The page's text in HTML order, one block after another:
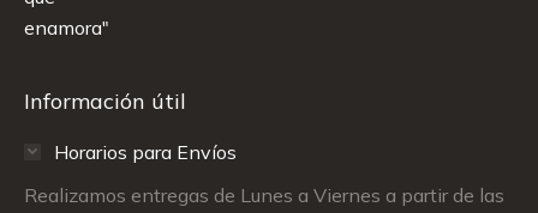
Información útil
Horarios para Envíos
Realizamos entregas de Lunes a Viernes a partir de las